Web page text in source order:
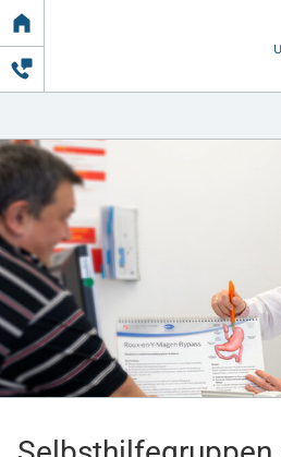
Link
zur
Startseite
Startseite
Kliniken & Einrichtungen